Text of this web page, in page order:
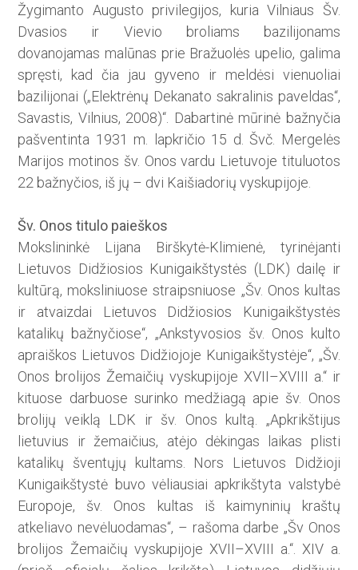
Žygimanto Augusto privilegijos, kuria Vilniaus Šv.
Dvasios ir Vievio broliams bazilijonams
dovanojamas malūnas prie Bražuolės upelio, galima
spręsti, kad čia jau gyveno ir meldėsi vienuoliai
bazilijonai („Elektrėnų Dekanato sakralinis paveldas“,
Savastis, Vilnius, 2008)“. Dabartinė mūrinė bažnyčia
pašventinta 1931 m. lapkričio 15 d. Švč. Mergelės
Marijos motinos šv. Onos vardu Lietuvoje tituluotos
22 bažnyčios, iš jų – dvi Kaišiadorių vyskupijoje.
Šv. Onos titulo paieškos
Mokslininkė Lijana Birškytė-Klimienė, tyrinėjanti
Lietuvos Didžiosios Kunigaikštystės (LDK) dailę ir
kultūrą, moksliniuose straips­niuose „Šv. Onos kultas
ir atvaizdai Lietuvos Didžiosios Kunigaikštystės
katalikų bažnyčiose“, „Ankstyvosios šv. Onos kulto
apraiškos Lietuvos Didžiojoje Kunigaikštystėje“, „Šv.
Onos brolijos Žemaičių vyskupijoje XVII–XVIII a.“ ir
kituose darbuose surinko medžiagą apie šv. Onos
brolijų veiklą LDK ir šv. Onos kultą. „Apkrikštijus
lietuvius ir žemaičius, atėjo dėkingas laikas plisti
katalikų šventųjų kultams. Nors Lietuvos Didžioji
Kunigaikštystė buvo vėliausiai apkrikštyta valstybė
Europoje, šv. Onos kultas iš kaimyninių kraštų
atkeliavo nevėluodamas“, – rašoma darbe „Šv Onos
brolijos Žemaičių vyskupijoje XVII–XVIII a.“. XIV a.